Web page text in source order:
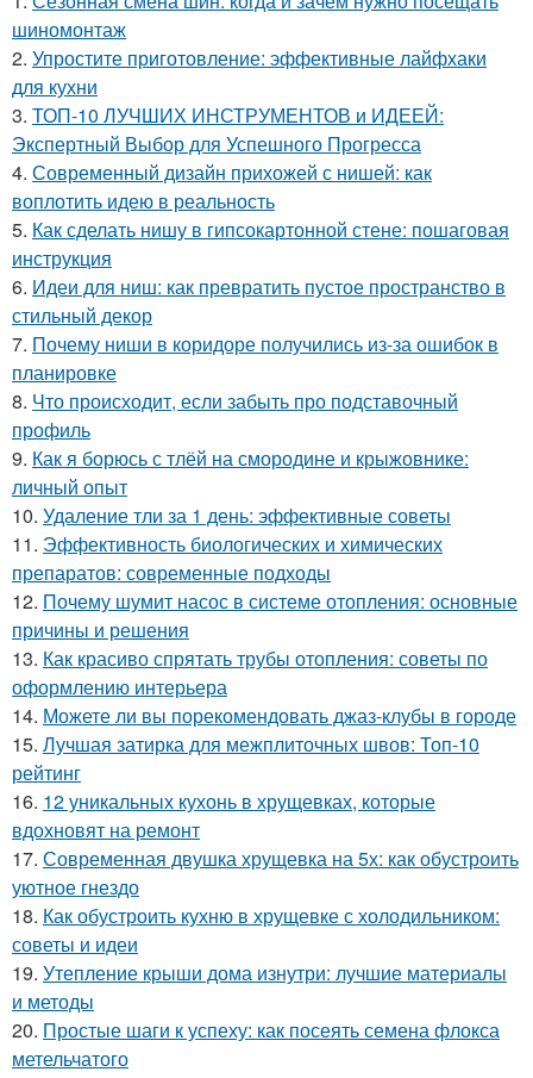
шиномонтаж
2. Упростите приготовление: эффективные лайфхаки
для кухни
3. ТОП-10 ЛУЧШИХ ИНСТРУМЕНТОВ и ИДЕЕЙ:
Экспертный Выбор для Успешного Прогресса
4. Современный дизайн прихожей с нишей: как
воплотить идею в реальность
5. Как сделать нишу в гипсокартонной стене: пошаговая
инструкция
6. Идеи для ниш: как превратить пустое пространство в
стильный декор
7. Почему ниши в коридоре получились из-за ошибок в
планировке
8. Что происходит, если забыть про подставочный
профиль
9. Как я борюсь с тлёй на смородине и крыжовнике:
личный опыт
10. Удаление тли за 1 день: эффективные советы
11. Эффективность биологических и химических
препаратов: современные подходы
12. Почему шумит насос в системе отопления: основные
причины и решения
13. Как красиво спрятать трубы отопления: советы по
оформлению интерьера
14. Можете ли вы порекомендовать джаз-клубы в городе
15. Лучшая затирка для межплиточных швов: Топ-10
рейтинг
16. 12 уникальных кухонь в хрущевках, которые
вдохновят на ремонт
17. Современная двушка хрущевка на 5х: как обустроить
уютное гнездо
18. Как обустроить кухню в хрущевке с холодильником:
советы и идеи
19. Утепление крыши дома изнутри: лучшие материалы
и методы
20. Простые шаги к успеху: как посеять семена флокса
метельчатого